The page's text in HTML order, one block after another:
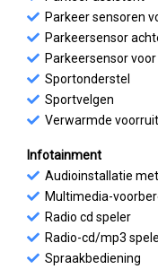
Parkeer sensoren
Parkeersensor
Parkeersensor voor
Sportonderstel
Sportvelgen
Verwarmde voorruit
Infotainment
Audioinstallatie
Multimedia-
Radio cd speler
Radio-cd/mp3
Spraakbediening